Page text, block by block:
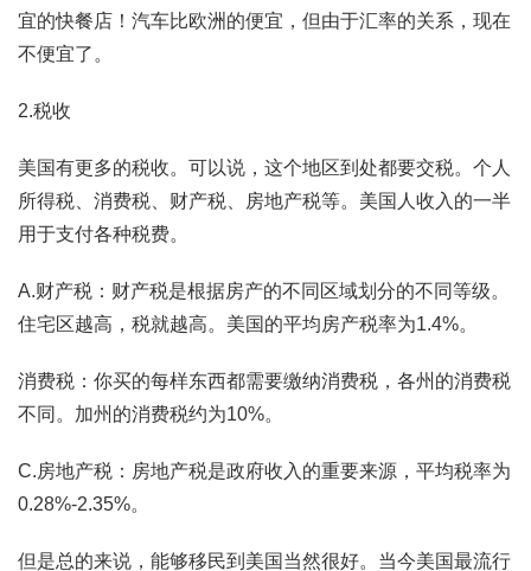
宜的快餐店！汽车比欧洲的便宜，但由于汇率的关系，现在
不便宜了。
2.税收
美国有更多的税收。可以说，这个地区到处都要交税。个人
所得税、消费税、财产税、房地产税等。美国人收入的一半
用于支付各种税费。
A.财产税：财产税是根据房产的不同区域划分的不同等级。
住宅区越高，税就越高。美国的平均房产税率为1.4%。
消费税：你买的每样东西都需要缴纳消费税，各州的消费税
不同。加州的消费税约为10%。
C.房地产税：房地产税是政府收入的重要来源，平均税率为
0.28%-2.35%。
但是总的来说，能够移民到美国当然很好。当今美国最流行